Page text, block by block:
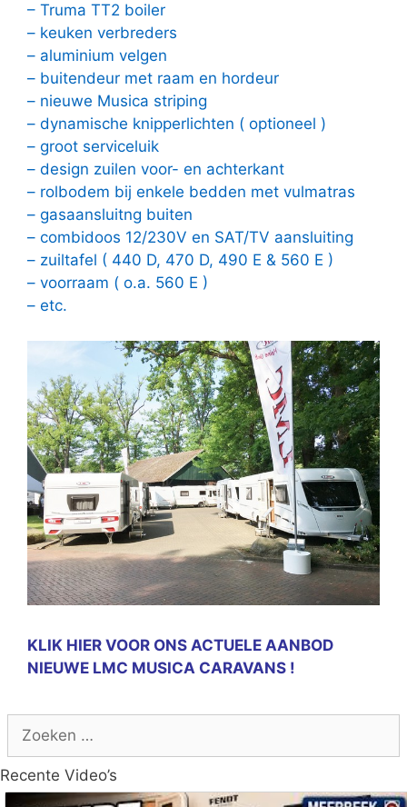
– Truma TT2 boiler
– keuken verbreders
– aluminium velgen
– buitendeur met raam en hordeur
– nieuwe Musica striping
– dynamische knipperlichten ( optioneel )
– groot serviceluik
– design zuilen voor- en achterkant
– rolbodem bij enkele bedden met vulmatras
– gasaansluitng buiten
– combidoos 12/230V en SAT/TV aansluiting
– zuiltafel ( 440 D, 470 D, 490 E & 560 E )
– voorraam ( o.a. 560 E )
– etc.
KLIK HIER VOOR ONS ACTUELE AANBOD
NIEUWE LMC MUSICA CARAVANS !
Zoek
Recente Video’s